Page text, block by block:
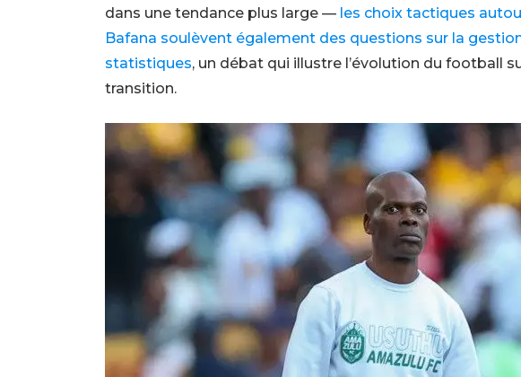
dans une tendance plus large — les choix tactiques
Bafana soulèvent également des questions sur la
statistiques, un débat qui illustre l’évolution du football
transition.